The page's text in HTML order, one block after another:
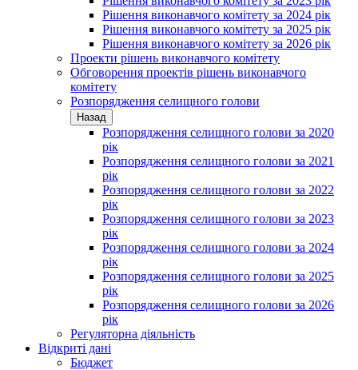
Рішення виконавчого комітету за 2024 рік
Рішення виконавчого комітету за 2025 рік
Рішення виконавчого комітету за 2026 рік
Проекти рішень виконавчого комітету
Обговорення проектів рішень виконавчого
комітету
Розпорядження селищного голови
Назад
Розпорядження селищного голови за 2020
рік
Розпорядження селищного голови за 2021
рік
Розпорядження селищного голови за 2022
рік
Розпорядження селищного голови за 2023
рік
Розпорядження селищного голови за 2024
рік
Розпорядження селищного голови за 2025
рік
Розпорядження селищного голови за 2026
рік
Регуляторна діяльність
Відкриті дані
Бюджет